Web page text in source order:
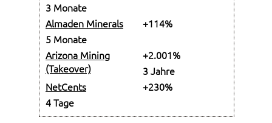
3 Monate
Almaden Minerals
+114%
5 Monate
Arizona Mining
(Takeover)
+2.001%
3 Jahre
NetCents
+230%
4 Tage